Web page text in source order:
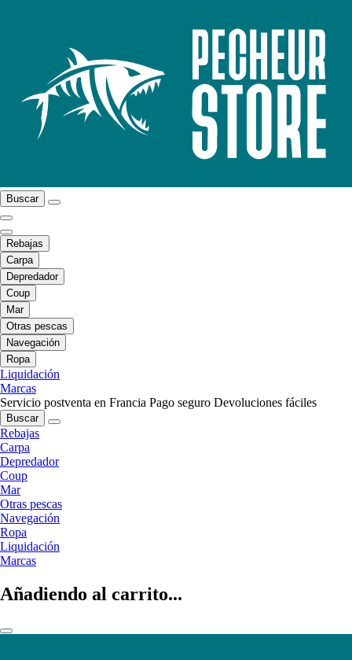
Buscar
Rebajas
Carpa
Depredador
Coup
Mar
Otras pescas
Navegación
Ropa
Liquidación
Marcas
Servicio postventa en Francia Pago seguro Devoluciones fáciles
Buscar
Rebajas
Carpa
Depredador
Coup
Mar
Otras pescas
Navegación
Ropa
Liquidación
Marcas
Añadiendo al carrito...